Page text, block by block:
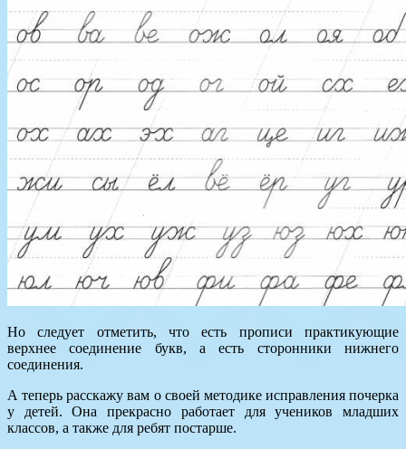
Но следует отметить, что есть прописи практикующие
верхнее соединение букв, а есть сторонники нижнего
соединения.
А теперь расскажу вам о своей методике исправления почерка
у детей. Она прекрасно работает для учеников младших
классов, а также для ребят постарше.